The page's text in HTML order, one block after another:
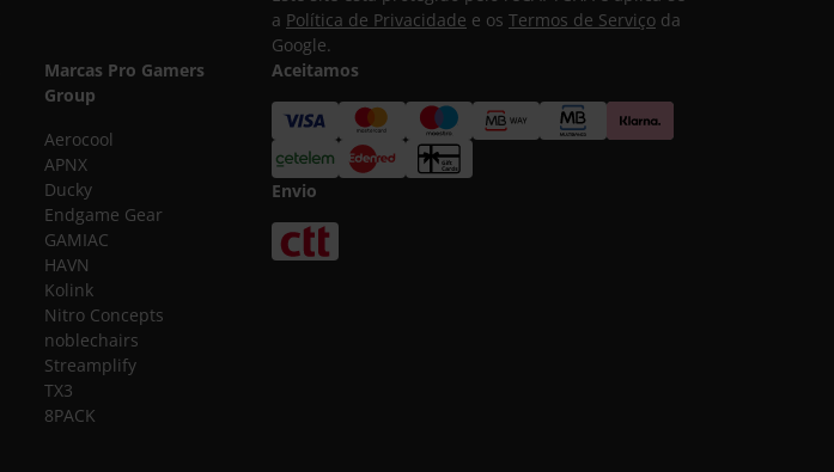
a Política de Privacidade e os Termos de Serviço da
Google.
Marcas Pro Gamers
Group
Aerocool
APNX
Ducky
Endgame Gear
GAMIAC
HAVN
Kolink
Nitro Concepts
noblechairs
Streamplify
TX3
8PACK
Aceitamos
Envio